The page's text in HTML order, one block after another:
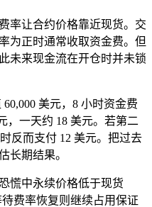
率让合约价格靠近现货。交
为正时通常收取资金费。但
未来现金流在开仓时并未锁
美元，8 小时资金费
，一天约 18 美元。若第二
反而支付 12 美元。把过去
长期结果。
慌中永续价格低于现货
费率恢复则继续占用保证